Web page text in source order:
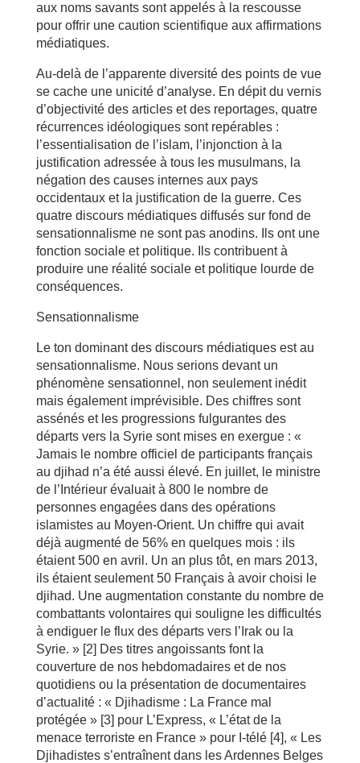
aux noms savants sont appelés à la rescousse
pour offrir une caution scientifique aux affirmations
médiatiques.
Au-delà de l’apparente diversité des points de vue
se cache une unicité d’analyse. En dépit du vernis
d’objectivité des articles et des reportages, quatre
récurrences idéologiques sont repérables :
l’essentialisation de l’islam, l’injonction à la
justification adressée à tous les musulmans, la
négation des causes internes aux pays
occidentaux et la justification de la guerre. Ces
quatre discours médiatiques diffusés sur fond de
sensationnalisme ne sont pas anodins. Ils ont une
fonction sociale et politique. Ils contribuent à
produire une réalité sociale et politique lourde de
conséquences.
Sensationnalisme
Le ton dominant des discours médiatiques est au
sensationnalisme. Nous serions devant un
phénomène sensationnel, non seulement inédit
mais également imprévisible. Des chiffres sont
assénés et les progressions fulgurantes des
départs vers la Syrie sont mises en exergue : «
Jamais le nombre officiel de participants français
au djihad n’a été aussi élevé. En juillet, le ministre
de l’Intérieur évaluait à 800 le nombre de
personnes engagées dans des opérations
islamistes au Moyen-Orient. Un chiffre qui avait
déjà augmenté de 56% en quelques mois : ils
étaient 500 en avril. Un an plus tôt, en mars 2013,
ils étaient seulement 50 Français à avoir choisi le
djihad. Une augmentation constante du nombre de
combattants volontaires qui souligne les difficultés
à endiguer le flux des départs vers l’Irak ou la
Syrie. » [2] Des titres angoissants font la
couverture de nos hebdomadaires et de nos
quotidiens ou la présentation de documentaires
d’actualité : « Djihadisme : La France mal
protégée » [3] pour L’Express, « L’état de la
menace terroriste en France » pour I-télé [4], « Les
Djihadistes s’entraînent dans les Ardennes Belges